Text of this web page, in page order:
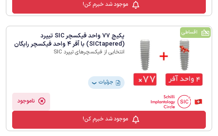
موجود شد خبرم کن!
اقساطی
پکیج 77 واحد فیکسچر SIC تیپرد
(SICtapered) با آفر 4 واحد فیکسچر رایگان
انتخابی از فیکسچرهای تیپرد SIC
جزئیات ❯
ناموجود
موجود شد خبرم کن!